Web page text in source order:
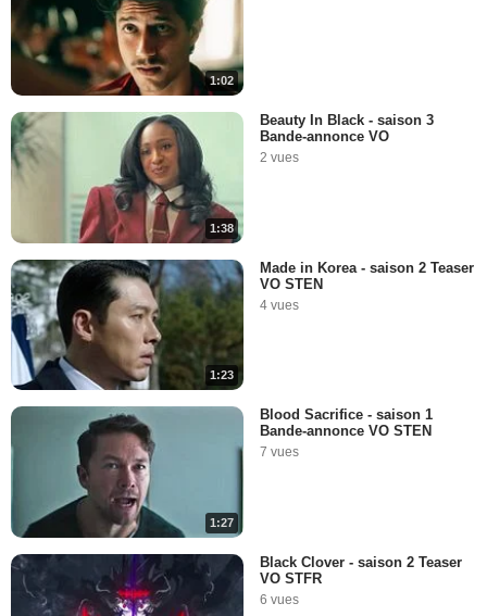
1:02
1:38
Beauty In Black - saison 3
Bande-annonce VO
2 vues
1:23
Made in Korea - saison 2 Teaser
VO STEN
4 vues
1:27
Blood Sacrifice - saison 1
Bande-annonce VO STEN
7 vues
Black Clover - saison 2 Teaser
VO STFR
6 vues